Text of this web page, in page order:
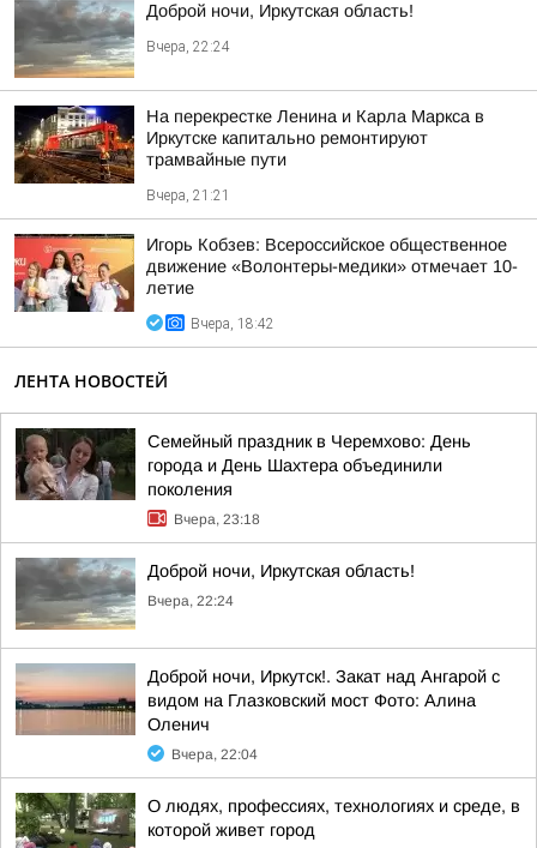
Доброй ночи, Иркутская область!
Вчера, 22:24
На перекрестке Ленина и Карла Маркса в
Иркутске капитально ремонтируют
трамвайные пути
Вчера, 21:21
Игорь Кобзев: Всероссийское общественное
движение «Волонтеры-медики» отмечает 10-
летие
Вчера, 18:42
ЛЕНТА НОВОСТЕЙ
Семейный праздник в Черемхово: День
города и День Шахтера объединили
поколения
Вчера, 23:18
Доброй ночи, Иркутская область!
Вчера, 22:24
Доброй ночи, Иркутск!. Закат над Ангарой с
видом на Глазковский мост Фото: Алина
Оленич
Вчера, 22:04
О людях, профессиях, технологиях и среде, в
которой живет город